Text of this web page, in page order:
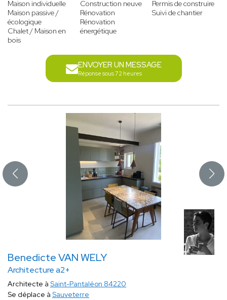
Maison individuelle
Maison passive /
écologique
Chalet / Maison en
bois
Construction neuve
Rénovation
Rénovation
énergétique
Permis de construire
Suivi de chantier
ENVOYER UN MESSAGE
Réponse sous 72 heures
Benedicte VAN WELY
Architecture a2+
Architecte à Saint-Pantaléon 84220
Se déplace à Sauveterre